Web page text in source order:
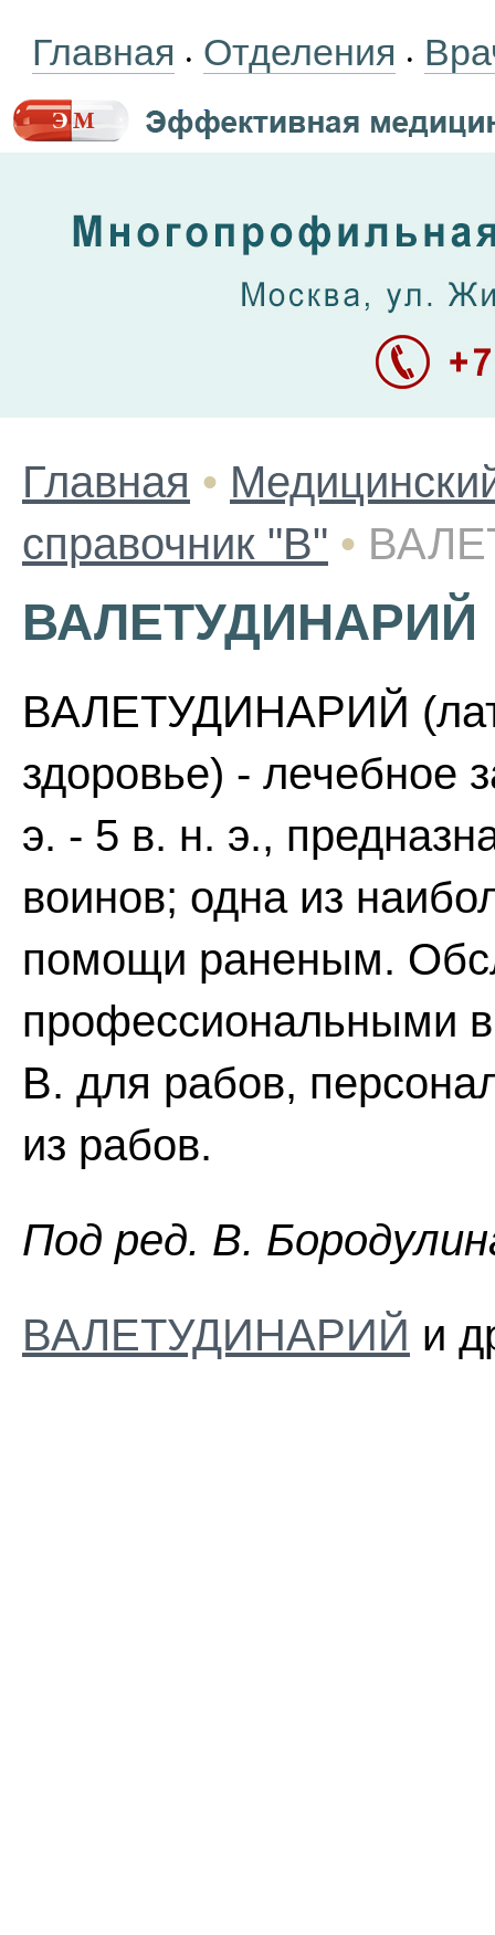
Главная • Отделения •
Главная •
справочник "В" •
ВАЛЕТУДИНАРИЙ
ВАЛЕТУДИНАРИЙ
здоровье) - лечебное
э. - 5 в. н. э.,
воинов; одна из
помощи раненым.
профессиональными
В. для рабов,
из рабов.
Пoд peд. B.
ВАЛЕТУДИНАРИЙ и